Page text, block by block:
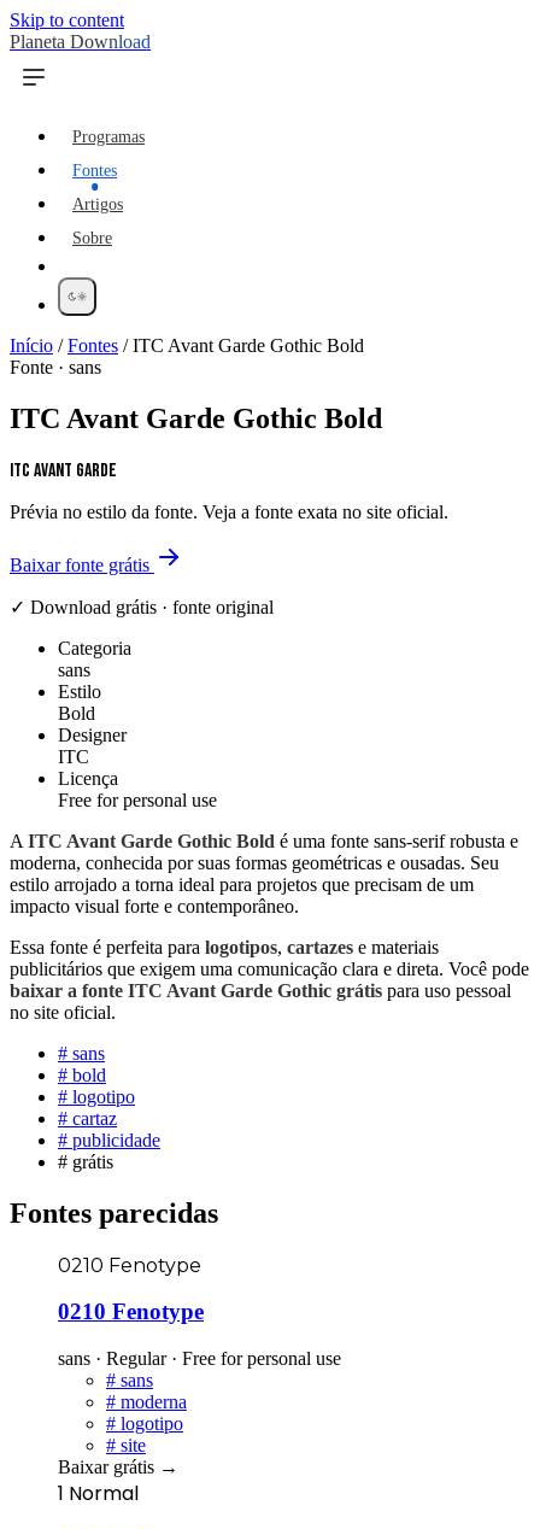
Skip to content
Planeta Download
Programas
Fontes
Artigos
Sobre
Início /Fontes /ITC Avant Garde Gothic Bold
Fonte · sans
ITC Avant Garde Gothic Bold
ITC Avant Garde
Prévia no estilo da fonte. Veja a fonte exata no site oficial.
Baixar fonte grátis
✓ Download grátis · fonte original
Categoria
sans
Estilo
Bold
Designer
ITC
Licença
Free for personal use
A ITC Avant Garde Gothic Bold é uma fonte sans-serif robusta e
moderna, conhecida por suas formas geométricas e ousadas. Seu
estilo arrojado a torna ideal para projetos que precisam de um
impacto visual forte e contemporâneo.
Essa fonte é perfeita para logotipos, cartazes e materiais
publicitários que exigem uma comunicação clara e direta. Você pode
baixar a fonte ITC Avant Garde Gothic grátis para uso pessoal
no site oficial.
# sans
# bold
# logotipo
# cartaz
# publicidade
# grátis
Fontes parecidas
0210 Fenotype
0210 Fenotype
sans · Regular · Free for personal use
# sans
# moderna
# logotipo
# site
Baixar grátis →
1 Normal